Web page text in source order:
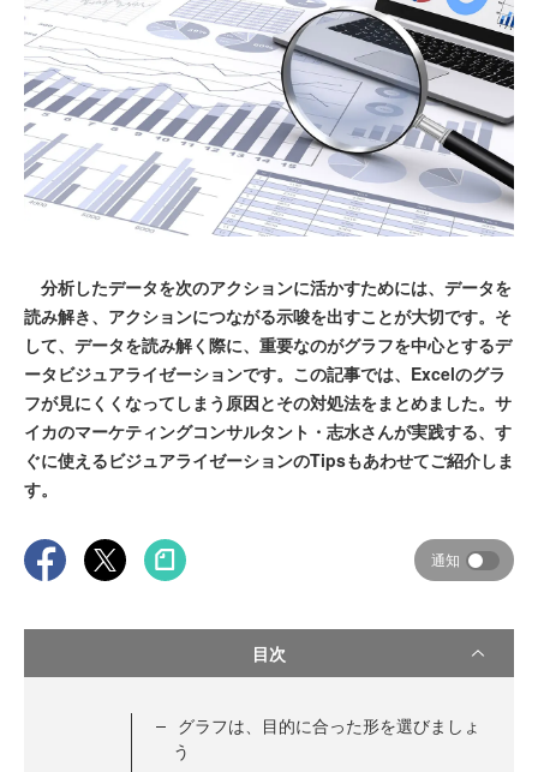
分析したデータを次のアクションに活かすためには、データを
読み解き、アクションにつながる示唆を出すことが大切です。そ
して、データを読み解く際に、重要なのがグラフを中心とするデ
ータビジュアライゼーションです。この記事では、Excelのグラ
フが見にくくなってしまう原因とその対処法をまとめました。サ
イカのマーケティングコンサルタント・志水さんが実践する、す
ぐに使えるビジュアライゼーションのTipsもあわせてご紹介しま
す。
通知
目次
グラフは、目的に合った形を選びましょ
う